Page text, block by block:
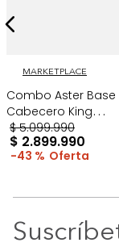
MARKETPLACE
Combo Aster
Cabecero King
Taupe/Madera
$ 5.099.990
$ 2.899.990
43 %